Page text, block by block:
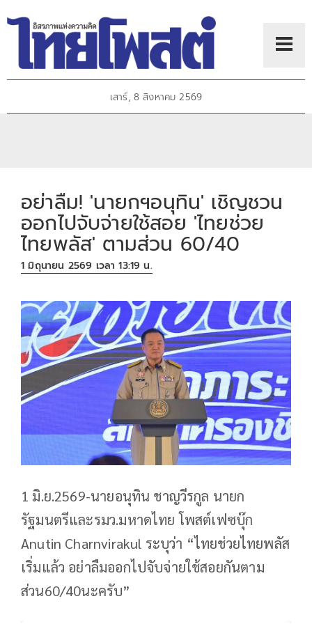
เสาร์, 8 สิงหาคม 2569
อย่าลืม! 'นายกฯอนุทิน' เชิญชวน
ออกไปจับจ่ายใช้สอย 'ไทยช่วย
ไทยพลัส' ตามส่วน 60/40
1 มิถุนายน 2569 เวลา 13:19 น.
1 มิ.ย.2569-นายอนุทิน ชาญวีรกูล นายก
รัฐมนตรีและรมว.มหาดไทย โพสต์เฟซบุ๊ก
Anutin Charnvirakul ระบุว่า “ไทยช่วยไทยพลัส
เริ่มแล้ว อย่าลืมออกไปจับจ่ายใช้สอยกันตาม
ส่วน60/40นะครับ”